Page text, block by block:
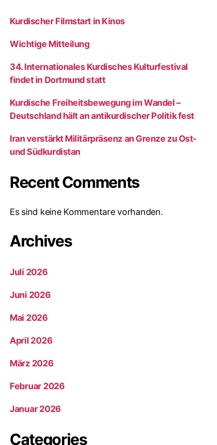
Kurdischer Filmstart in Kinos
Wichtige Mitteilung
34. Internationales Kurdisches Kulturfestival
findet in Dortmund statt
Kurdische Freiheitsbewegung im Wandel –
Deutschland hält an antikurdischer Politik fest
Iran verstärkt Militärpräsenz an Grenze zu Ost-
und Südkurdistan
Recent Comments
Es sind keine Kommentare vorhanden.
Archives
Juli 2026
Juni 2026
Mai 2026
April 2026
März 2026
Februar 2026
Januar 2026
Categories